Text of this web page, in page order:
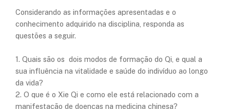
Considerando as informações apresentadas e o
conhecimento adquirido na disciplina, responda as
questões a seguir.
1. Quais são os dois modos de formação do Qi, e qual a
sua influência na vitalidade e saúde do indivíduo ao longo
da vida?
2. O que é o Xie Qi e como ele está relacionado com a
manifestação de doenças na medicina chinesa?